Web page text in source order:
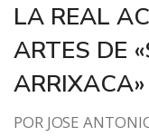
LA REAL
ARTES DE
ARRIXACA»
POR JOSE